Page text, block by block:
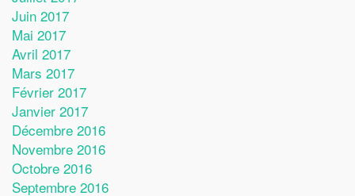
Juin 2017
Mai 2017
Avril 2017
Mars 2017
Février 2017
Janvier 2017
Décembre 2016
Novembre 2016
Octobre 2016
Septembre 2016